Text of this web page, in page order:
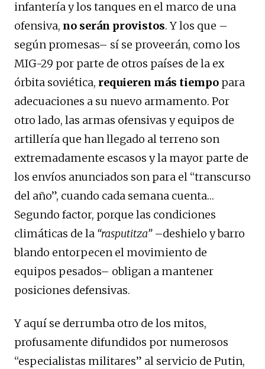
infantería y los tanques en el marco de una
ofensiva, no serán provistos. Y los que –
según promesas– sí se proveerán, como los
MIG-29 por parte de otros países de la ex
órbita soviética, requieren más tiempo para
adecuaciones a su nuevo armamento. Por
otro lado, las armas ofensivas y equipos de
artillería que han llegado al terreno son
extremadamente escasos y la mayor parte de
los envíos anunciados son para el “transcurso
del año”, cuando cada semana cuenta…
Segundo factor, porque las condiciones
climáticas de la “rasputitza”–deshielo y barro
blando entorpecen el movimiento de
equipos pesados– obligan a mantener
posiciones defensivas.
Y aquí se derrumba otro de los mitos,
profusamente difundidos por numerosos
“especialistas militares” al servicio de Putin,